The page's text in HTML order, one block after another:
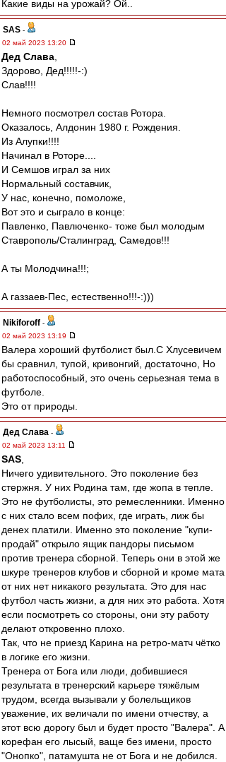
Какие виды на урожай? Ой..
SAS -
02 май 2023 13:20
Дед Слава
Здорово, Дед!!!!!-:)
Слав!!!!
Немного посмотрел состав Ротора.
Оказалось, Алдонин 1980 г. Рождения.
Из Алупки!!!!
Начинал в Роторе....
И Семшов играл за них
Нормальный составчик,
У нас, конечно, помоложе,
Вот это и сыграло в конце:
Павленко, Павлюченко- тоже был молодым
Ставрополь/Сталинград, Самедов!!!
А ты Молодчина!!!;
А газзаев-Пес, естественно!!!-:)))
Nikiforoff -
02 май 2023 13:19
Валера хороший футболист был.С Хлусевичем
бы сравнил, тупой, кривонгий, достаточно, Но
работоспособный, это очень серьезная тема в
футболе.
Это от природы.
Дед Слава -
02 май 2023 13:11
SAS
Ничего удивительного. Это поколение без
стержня. У них Родина там, где жопа в тепле.
Это не футболисты, это ремесленники. Именно
с них стало всем пофих, где играть, лиж бы
денех платили. Именно это поколение "купи-
продай" открыло ящик пандоры письмом
против тренера сборной. Теперь они в этой же
шкуре тренеров клубов и сборной и кроме мата
от них нет никакого результата. Это для нас
футбол часть жизни, а для них это работа. Хотя
если посмотреть со стороны, они эту работу
делают откровенно плохо.
Так, что не приезд Карина на ретро-матч чётко
в логике его жизни.
Тренера от Бога или люди, добившиеся
результата в тренерский карьере тяжёлым
трудом, всегда вызывали у болельщиков
уважение, их величали по имени отчеству, а
этот всю дорогу был и будет просто "Валера". А
корефан его лысый, ваще без имени, просто
"Онопко", патамушта не от Бога и не добился.